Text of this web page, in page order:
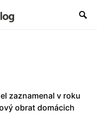
zaznamenal v roku
obrat domácich